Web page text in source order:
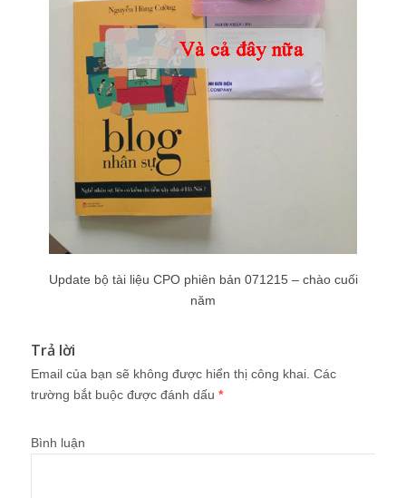
Update bộ tài liệu CPO phiên bản 071215 – chào cuối
năm
Trả lời
Email của bạn sẽ không được hiển thị công khai. Các
trường bắt buộc được đánh dấu *
Bình luận